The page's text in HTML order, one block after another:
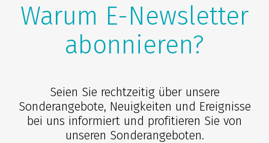
Warum E-Newsletter
abonnieren?
Seien Sie rechtzeitig über unsere
Sonderangebote, Neuigkeiten und Ereignisse
bei uns informiert und profitieren Sie von
unseren Sonderangeboten.